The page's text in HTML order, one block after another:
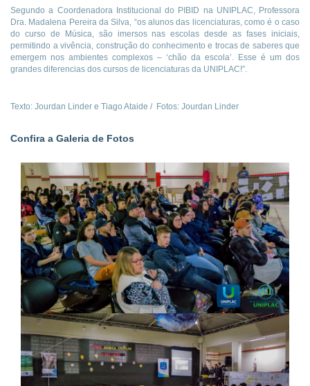
Segundo a Coordenadora Institucional do PIBID na UNIPLAC, Professora
Dra. Madalena Pereira da Silva, “os alunos das licenciaturas, como é o caso
do curso de Música, são imersos nas escolas desde as fases iniciais,
permitindo a vivência, construção do conhecimento e trocas de saberes que
emergem nos ambientes complexos – ‘chão da escola’. Esse é um dos
grandes diferencias dos cursos de licenciaturas da UNIPLAC!”.
Texto: Jourdan Linder e Tiago Ataide / Fotos: Jourdan Linder
Confira a Galeria de Fotos